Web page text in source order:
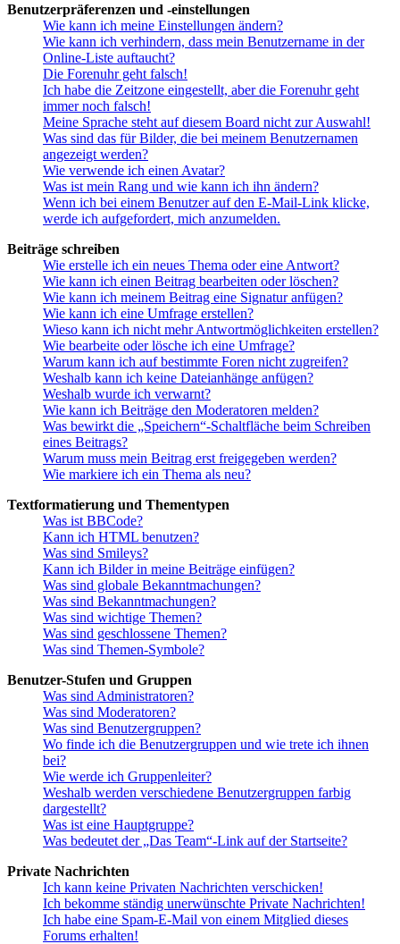
Benutzerpräferenzen und -einstellungen
Wie kann ich meine Einstellungen ändern?
Wie kann ich verhindern, dass mein Benutzername in der
Online-Liste auftaucht?
Die Forenuhr geht falsch!
Ich habe die Zeitzone eingestellt, aber die Forenuhr geht
immer noch falsch!
Meine Sprache steht auf diesem Board nicht zur Auswahl!
Was sind das für Bilder, die bei meinem Benutzernamen
angezeigt werden?
Wie verwende ich einen Avatar?
Was ist mein Rang und wie kann ich ihn ändern?
Wenn ich bei einem Benutzer auf den E-Mail-Link klicke,
werde ich aufgefordert, mich anzumelden.
Beiträge schreiben
Wie erstelle ich ein neues Thema oder eine Antwort?
Wie kann ich einen Beitrag bearbeiten oder löschen?
Wie kann ich meinem Beitrag eine Signatur anfügen?
Wie kann ich eine Umfrage erstellen?
Wieso kann ich nicht mehr Antwortmöglichkeiten erstellen?
Wie bearbeite oder lösche ich eine Umfrage?
Warum kann ich auf bestimmte Foren nicht zugreifen?
Weshalb kann ich keine Dateianhänge anfügen?
Weshalb wurde ich verwarnt?
Wie kann ich Beiträge den Moderatoren melden?
Was bewirkt die „Speichern“-Schaltfläche beim Schreiben
eines Beitrags?
Warum muss mein Beitrag erst freigegeben werden?
Wie markiere ich ein Thema als neu?
Textformatierung und Thementypen
Was ist BBCode?
Kann ich HTML benutzen?
Was sind Smileys?
Kann ich Bilder in meine Beiträge einfügen?
Was sind globale Bekanntmachungen?
Was sind Bekanntmachungen?
Was sind wichtige Themen?
Was sind geschlossene Themen?
Was sind Themen-Symbole?
Benutzer-Stufen und Gruppen
Was sind Administratoren?
Was sind Moderatoren?
Was sind Benutzergruppen?
Wo finde ich die Benutzergruppen und wie trete ich ihnen
bei?
Wie werde ich Gruppenleiter?
Weshalb werden verschiedene Benutzergruppen farbig
dargestellt?
Was ist eine Hauptgruppe?
Was bedeutet der „Das Team“-Link auf der Startseite?
Private Nachrichten
Ich kann keine Privaten Nachrichten verschicken!
Ich bekomme ständig unerwünschte Private Nachrichten!
Ich habe eine Spam-E-Mail von einem Mitglied dieses
Forums erhalten!